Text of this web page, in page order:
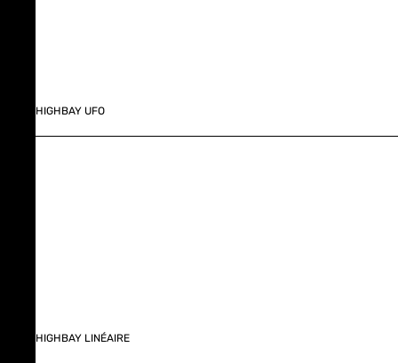
HIGHBAY UFO
HIGHBAY LINÉAIRE